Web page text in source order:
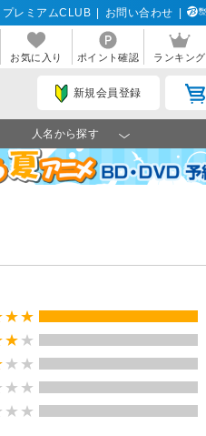
プレミアムCLUB お問い合わせ
お気に入り ポイント確認 ランキング
新規会員登録
人名から探す